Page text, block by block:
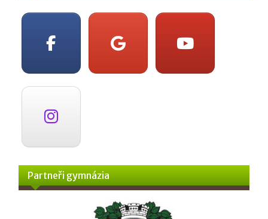
Partneři gymnázia